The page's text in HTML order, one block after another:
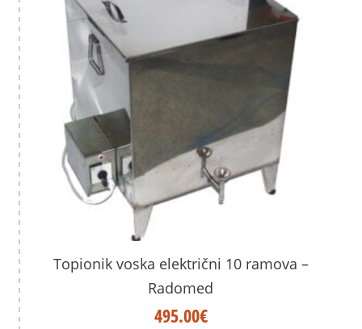
Topionik voska električni 10 ramova –
Radomed
495.00€